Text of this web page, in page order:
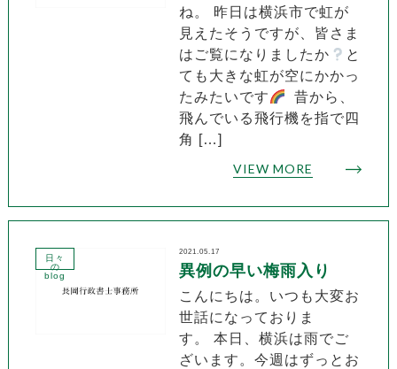
ね。 昨日は横浜市で虹が
見えたそうですが、皆さま
はご覧になりましたか
と
ても大きな虹が空にかかっ
たみたいです
昔から、
飛んでいる飛行機を指で四
角 […]
VIEW MORE
日々
の
blog
2021.05.17
異例の早い梅雨入り
こんにちは。いつも大変お
世話になっておりま
す。 本日、横浜は雨でご
ざいます。今週はずっとお